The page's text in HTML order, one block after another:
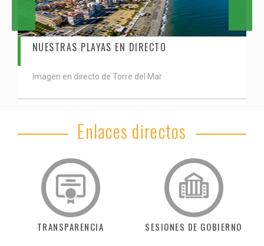
NUESTRAS PLAYAS EN DIRECTO
Imagen en directo de Torre del Mar
Enlaces directos
TRANSPARENCIA SESIONES DE GOBIERNO